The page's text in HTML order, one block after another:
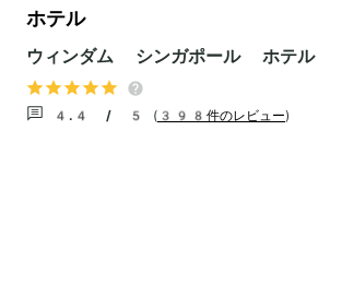
ホテル
ウィンダム シンガポール ホテル
4.4 / 5 ( 398件のレビュー)